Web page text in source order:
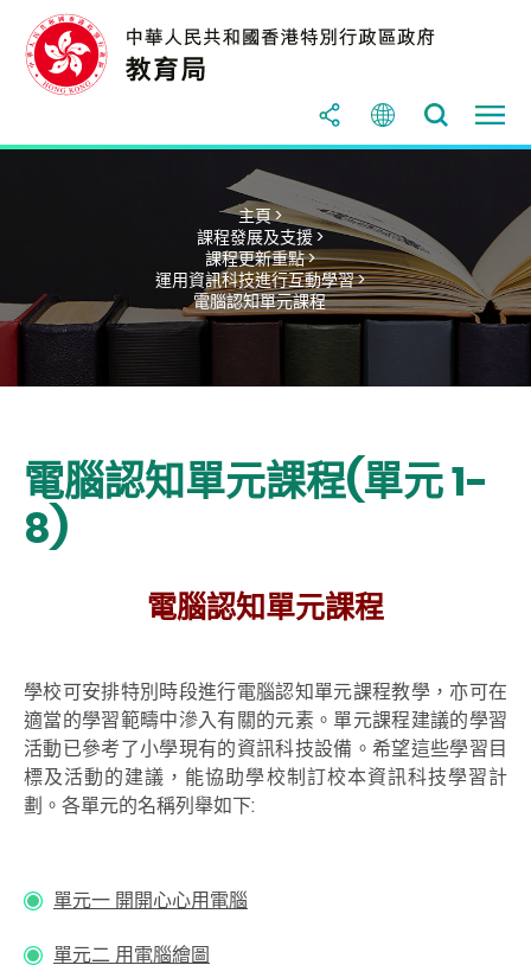
主頁 >
課程發展及支援 >
課程更新重點 >
運用資訊科技進行互動學習 >
電腦認知單元課程
電腦認知單元課程(單元 1-
8)
電腦認知單元課程
學校可安排特別時段進行電腦認知單元課程教學，亦可在
適當的學習範疇中滲入有關的元素。單元課程建議的學習
活動已參考了小學現有的資訊科技設備。希望這些學習目
標及活動的建議，能協助學校制訂校本資訊科技學習計
劃。各單元的名稱列舉如下:
單元一 開開心心用電腦
單元二 用電腦繪圖